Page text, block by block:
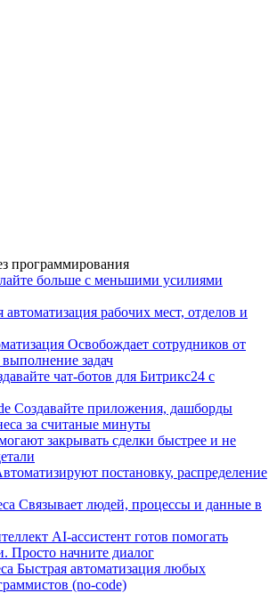
программирования
больше с меньшими усилиями
автоматизация рабочих мест, отделов и
Освобождает сотрудников от
задач
чат-ботов для Битрикс24 с
Создавайте приложения, дашборды
за считаные минуты
закрывать сделки быстрее и не
постановку, распределение
Связывает людей, процессы и данные в
AI-ассистент готов помогать
Просто начните диалог
Быстрая автоматизация любых
(no-code)